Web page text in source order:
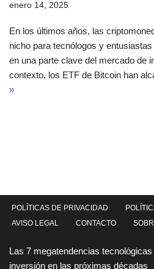
enero 14, 2025
En los últimos años, las
nicho para tecnólogos y
en una parte clave del mercado de
contexto, los ETF de Bitcoin han
»
POLÍTICAS DE PRIVACIDAD
AVISO LEGAL
CONTACTO
Las 7 megatendencias
inversión en las próximas décadas